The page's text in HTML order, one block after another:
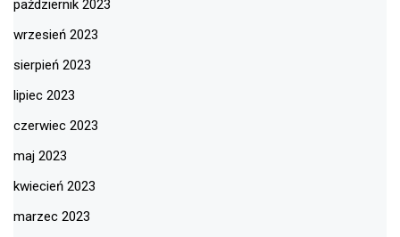
październik 2023
wrzesień 2023
sierpień 2023
lipiec 2023
czerwiec 2023
maj 2023
kwiecień 2023
marzec 2023